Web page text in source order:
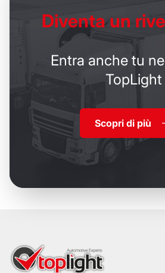
Diventa un
Entra anche tu
TopLight
Scopri di più